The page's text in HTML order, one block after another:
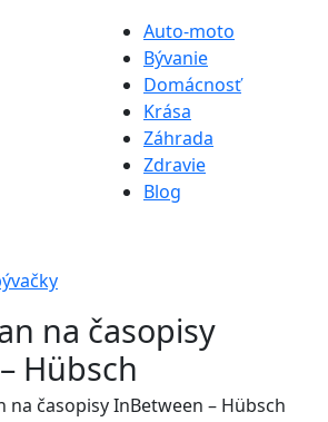
Auto-moto
Bývanie
Domácnosť
Krása
Záhrada
Zdravie
Blog
na časopisy
Hübsch